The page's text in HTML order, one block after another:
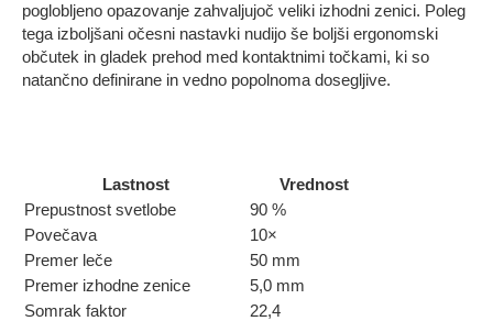
poglobljeno opazovanje zahvaljujoč veliki izhodni zenici. Poleg
tega izboljšani očesni nastavki nudijo še boljši ergonomski
občutek in gladek prehod med kontaktnimi točkami, ki so
natančno definirane in vedno popolnoma dosegljive.
Lastnost
Vrednost
Prepustnost svetlobe
90 %
Povečava
10×
Premer leče
50 mm
Premer izhodne zenice
5,0 mm
Somrak faktor
22,4